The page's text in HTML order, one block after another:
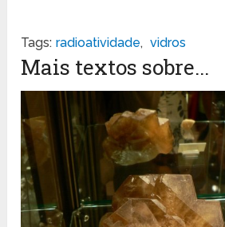
Tags: radioatividade, vidros
Mais textos sobre...